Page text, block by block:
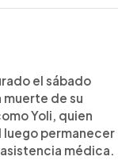
el sábado
muerte de su
Yoli, quien
luego permanecer
médica.